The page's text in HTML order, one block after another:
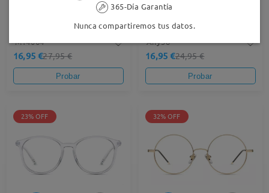
M14064
16,95 €27,95 €
Probar
Airy38
16,95 €24,95 €
Probar
23% OFF 32% OFF
365-Día Garantía
Nunca compartiremos tus datos.